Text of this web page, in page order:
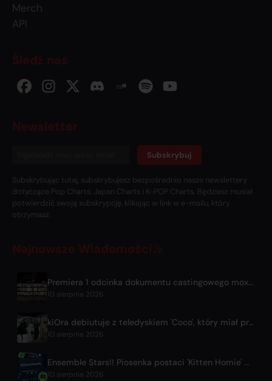
Merch
API
Śledź nas
Newsletter
Subskrybuj
Subskrybując tutaj, subskrybujesz bezpośrednio nasze newslettery
dotyczące Pop Charts, Japan Charts i K-POP Charts. Będziesz musiał
potwierdzić swoją subskrypcję, klikając w link w e-mailu, który
otrzymasz.
Najnowsze Wiadomości
Premiera 1 odcinka dokumentu castingowego moxymill 'to the nex7'
10 sierpnia 2026
kiOra debiutuje z teledyskiem 'Coco', który miał premierę na HEAD IN THE CLOUDS LA
10 sierpnia 2026
Ensemble Stars!! Piosenka postaci 'Kitten Homie' w wykonaniu Ritsu Sakumy dostępna na całym świecie
10 sierpnia 2026